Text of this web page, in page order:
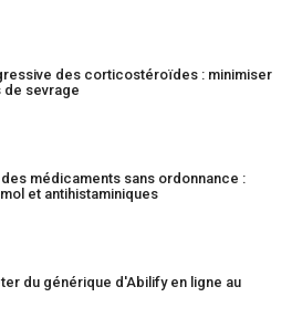
des corticostéroïdes : minimiser
de sevrage
médicaments sans ordonnance :
et antihistaminiques
du générique d'Abilify en ligne au